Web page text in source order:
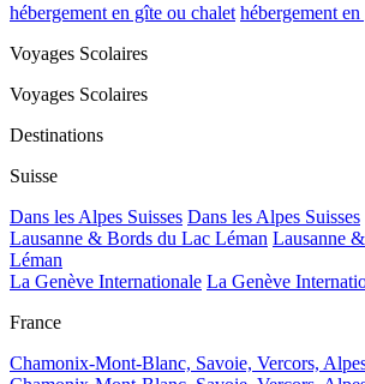
hébergement en gîte ou chalet hébergement
Voyages Scolaires
Voyages Scolaires
Destinations
Suisse
Dans les Alpes Suisses Dans les Alpes Suisses
Lausanne & Bords du Lac Léman Lausanne
Léman
La Genève Internationale La Genève
France
Chamonix-Mont-Blanc, Savoie, Vercors,